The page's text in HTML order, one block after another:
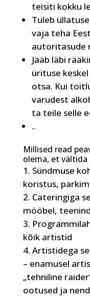
teisiti kokku
Tuleb
vaja teha
autoritasude
Jääb läbi
ürituse
otsa. Kui
varudest
ta teile selle
..
Millised read
olema, et
Sündmuse
koristus,
Cateringiga
mööbel,
kõik artistid
Artistidega
– enamusel
„tehniline
ootused ja